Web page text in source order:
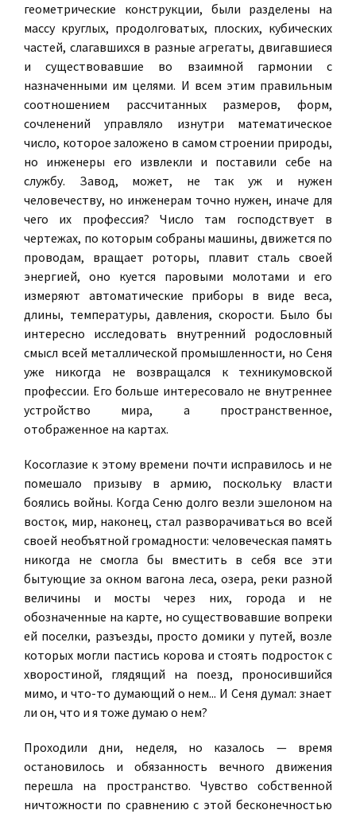
геометрические конструкции, были разделены на
массу круглых, продолговатых, плоских, кубических
частей, слагавшихся в разные агрегаты, двигавшиеся
и существовавшие во взаимной гармонии с
назначенными им целями. И всем этим правильным
соотношением рассчитанных размеров, форм,
сочленений управляло изнутри математическое
число, которое заложено в самом строении природы,
но инженеры его извлекли и поставили себе на
службу. Завод, может, не так уж и нужен
человечеству, но инженерам точно нужен, иначе для
чего их профессия? Число там господствует в
чертежах, по которым собраны машины, движется по
проводам, вращает роторы, плавит сталь своей
энергией, оно куется паровыми молотами и его
измеряют автоматические приборы в виде веса,
длины, температуры, давления, скорости. Было бы
интересно исследовать внутренний родословный
смысл всей металлической промышленности, но Сеня
уже никогда не возвращался к техникумовской
профессии. Его больше интересовало не внутреннее
устройство мира, а пространственное,
отображенное на картах.
Косоглазие к этому времени почти исправилось и не
помешало призыву в армию, поскольку власти
боялись войны. Когда Сеню долго везли эшелоном на
восток, мир, наконец, стал разворачиваться во всей
своей необъятной громадности: человеческая память
никогда не смогла бы вместить в себя все эти
бытующие за окном вагона леса, озера, реки разной
величины и мосты через них, города и не
обозначенные на карте, но существовавшие вопреки
ей поселки, разъезды, просто домики у путей, возле
которых могли пастись корова и стоять подросток с
хворостиной, глядящий на поезд, проносившийся
мимо, и что-то думающий о нем... И Сеня думал: знает
ли он, что и я тоже думаю о нем?
Проходили дни, неделя, но казалось — время
остановилось и обязанность вечного движения
перешла на пространство. Чувство собственной
ничтожности по сравнению с этой бесконечностью